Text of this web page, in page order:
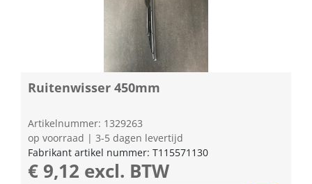
Ruitenwisser 450mm
Artikelnummer: 1329263
op voorraad | 3-5 dagen levertijd
Fabrikant artikel nummer: T115571130
€ 9,12 excl. BTW